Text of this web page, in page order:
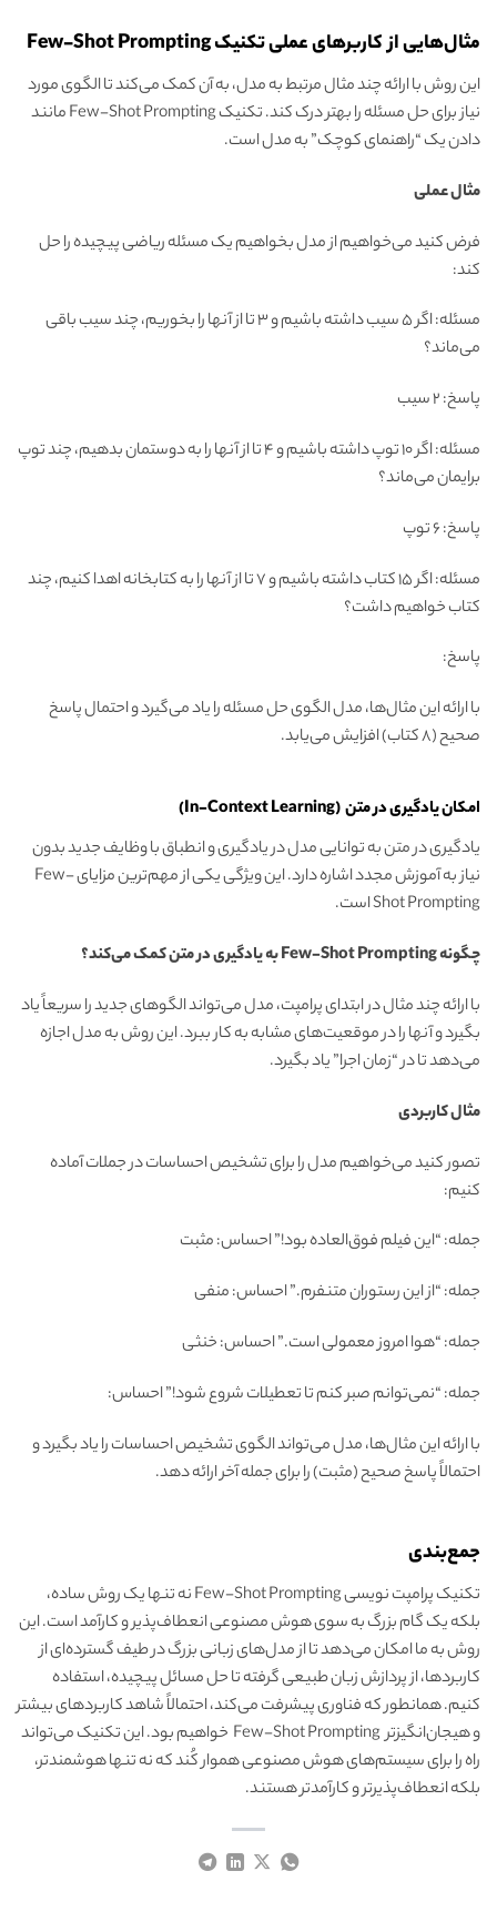
مثال‌هایی از کاربرهای عملی تکنیک Few-Shot Prompting
این روش با ارائه چند مثال مرتبط به مدل، به آن کمک می‌کند تا الگوی مورد
نیاز برای حل مسئله را بهتر درک کند. تکنیک Few-Shot Prompting مانند
دادن یک “راهنمای کوچک” به مدل است.
مثال عملی
فرض کنید می‌خواهیم از مدل بخواهیم یک مسئله ریاضی پیچیده را حل
کند:
مسئله: اگر 5 سیب داشته باشیم و 3 تا از آنها را بخوریم، چند سیب باقی
می‌ماند؟
پاسخ: 2 سیب
مسئله: اگر 10 توپ داشته باشیم و 4 تا از آنها را به دوستمان بدهیم، چند توپ
برایمان می‌ماند؟
پاسخ: 6 توپ
مسئله: اگر 15 کتاب داشته باشیم و 7 تا از آنها را به کتابخانه اهدا کنیم، چند
کتاب خواهیم داشت؟
پاسخ:
با ارائه این مثال‌ها، مدل الگوی حل مسئله را یاد می‌گیرد و احتمال پاسخ
صحیح (8 کتاب) افزایش می‌یابد.
امکان یادگیری در متن (In-Context Learning)
یادگیری در متن به توانایی مدل در یادگیری و انطباق با وظایف جدید بدون
نیاز به آموزش مجدد اشاره دارد. این ویژگی یکی از مهم‌ترین مزایای Few-
Shot Prompting است.
چگونه
به یادگیری در متن کمک می‌کند؟
با ارائه چند مثال در ابتدای پرامپت، مدل می‌تواند الگوهای جدید را سریعاً یاد
بگیرد و آنها را در موقعیت‌های مشابه به کار ببرد. این روش به مدل اجازه
می‌دهد تا در “زمان اجرا” یاد بگیرد.
مثال کاربردی
تصور کنید می‌خواهیم مدل را برای تشخیص احساسات در جملات آماده
کنیم:
جمله: “این فیلم فوق‌العاده بود!” احساس: مثبت
جمله: “از این رستوران متنفرم.” احساس: منفی
جمله: “هوا امروز معمولی است.” احساس: خنثی
جمله: “نمی‌توانم صبر کنم تا تعطیلات شروع شود!” احساس:
با ارائه این مثال‌ها، مدل می‌تواند الگوی تشخیص احساسات را یاد بگیرد و
احتمالاً پاسخ صحیح (مثبت) را برای جمله آخر ارائه دهد.
جمع‌بندی
تکنیک پرامپت نویسی Few-Shot Prompting نه تنها یک روش ساده،
بلکه یک گام بزرگ به سوی هوش مصنوعی انعطاف‌پذیر و کارآمد است. این
روش به ما امکان می‌دهد تا از مدل‌های زبانی بزرگ در طیف گسترده‌ای از
کاربردها، از پردازش زبان طبیعی گرفته تا حل مسائل پیچیده، استفاده
کنیم. همانطور که فناوری پیشرفت می‌کند، احتمالاً شاهد کاربردهای بیشتر
و هیجان‌انگیزتر Few-Shot Prompting خواهیم بود. این تکنیک می‌تواند
راه را برای سیستم‌های هوش مصنوعی هموار کُند که نه تنها هوشمندتر،
بلکه انعطاف‌پذیرتر و کارآمدتر هستند.